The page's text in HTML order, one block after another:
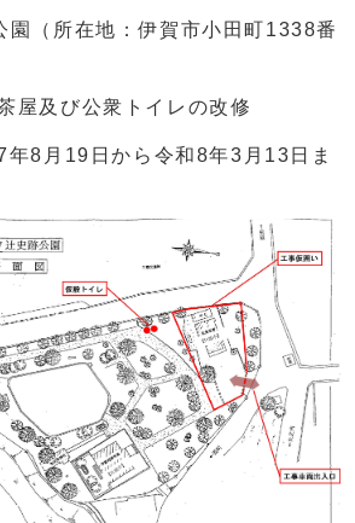
園（所在地：伊賀市小田町1338番
屋及び公衆トイレの改修
8月19日から令和8年3月13日ま